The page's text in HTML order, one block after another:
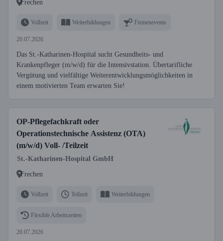
Frechen
Vollzeit Weiterbildungen Firmenevents
20.07.2026
Das St.-Katharinen-Hospital sucht Gesundheits- und
Krankenpfleger (m/w/d) für die Intensivstation. Übertarifliche
Vergütung und vielfältige Weiterentwicklungsmöglichkeiten in
einem motivierten Team erwarten Sie!
OP-Pflegefachkraft oder
Operationstechnische Assistenz (OTA)
(m/w/d) Voll- /Teilzeit
St.-Katharinen-Hospital GmbH
Frechen
Vollzeit Teilzeit Weiterbildungen
Flexible Arbeitszeiten
20.07.2026